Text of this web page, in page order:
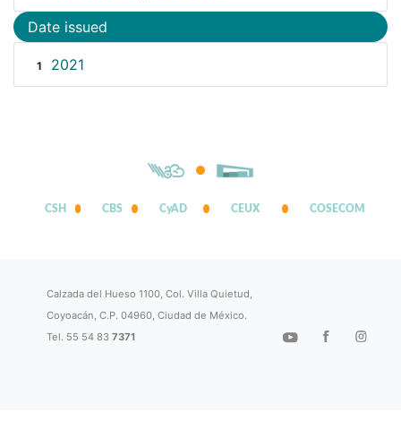
Date issued
1 2021
CSH CBS CyAD CEUX COSECOM
Calzada del Hueso 1100, Col. Villa Quietud,
Coyoacán, C.P. 04960, Ciudad de México.
Tel. 55 54 837371